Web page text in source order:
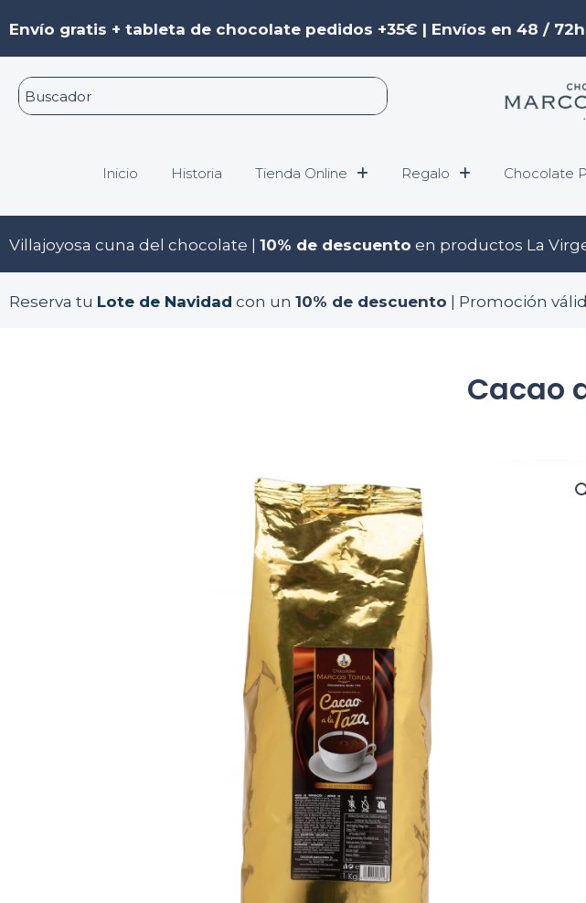
al
contenido
Envío gratis + tableta de chocolate pedidos +35€ | Envíos en 48 / 72h
Inicio Historia Tienda Online Regalo Chocolate
Villajoyosa cuna del chocolate | 10% de descuento en productos La
Reserva tu Lote de Navidad con un 10% de descuento | Promoción
Cacao